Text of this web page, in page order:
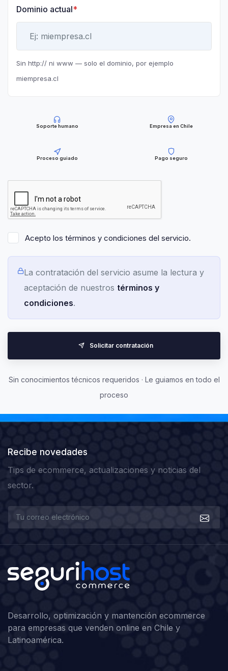
Dominio actual*
Sin http:// ni www — solo el dominio, por ejemplo
miempresa.cl
Soporte humano Empresa en Chile
Proceso guiado Pago seguro
Acepto los términos y condiciones del servicio.
La contratación del servicio asume la lectura y
aceptación de nuestros términos y
condiciones.
Solicitar contratación
Sin conocimientos técnicos requeridos · Le guiamos en todo el
proceso
Recibe novedades
Tips de ecommerce, actualizaciones y noticias del
sector.
Desarrollo, optimización y mantención ecommerce
para empresas que venden online en Chile y
Latinoamérica.